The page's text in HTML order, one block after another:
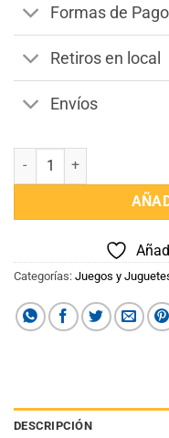
Formas de Pago
Retiros en local
Envíos
Burrito Saltarin cantidad
Categorías: Juegos y
DESCRIPCIÓN